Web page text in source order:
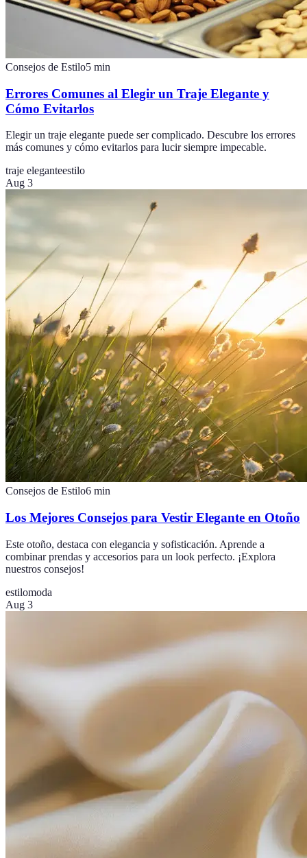
Consejos de Estilo5 min
Errores Comunes al Elegir un Traje Elegante y
Cómo Evitarlos
Elegir un traje elegante puede ser complicado. Descubre los errores
más comunes y cómo evitarlos para lucir siempre impecable.
traje eleganteestilo
Aug 3
Consejos de Estilo6 min
Los Mejores Consejos para Vestir Elegante en Otoño
Este otoño, destaca con elegancia y sofisticación. Aprende a
combinar prendas y accesorios para un look perfecto. ¡Explora
nuestros consejos!
estilomoda
Aug 3